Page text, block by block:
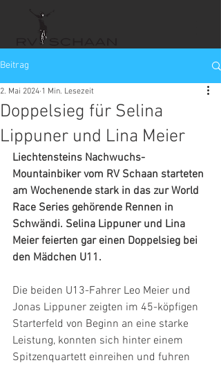
Beitrag
Doppelsieg für Selina
Lippuner und Lina Meier
2. Mai 2024 1 Min. Lesezeit
Liechtensteins Nachwuchs-
Mountainbiker vom RV Schaan starteten
am Wochenende stark in das zur World
Race Series gehörende Rennen in
Schwändi. Selina Lippuner und Lina
Meier feierten gar einen Doppelsieg bei
den Mädchen U11.
Die beiden U13-Fahrer Leo Meier und
Jonas Lippuner zeigten im 45-köpfigen
Starterfeld von Beginn an eine starke
Leistung, konnten sich hinter einem
Spitzenquartett einreihen und fuhren